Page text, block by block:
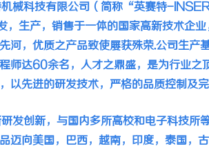
科技有限公司（简称“英赛特-
生产，销售于一体的国家高新技术企
河，优质之产品致使屡获殊荣.公司生
师达60余名，人才之鼎盛，是为行业
以先进的研发技术，严格的品质控制及
创新，与国内多所高校和电子科技所
迈向美国，巴西，越南，印度，泰国，